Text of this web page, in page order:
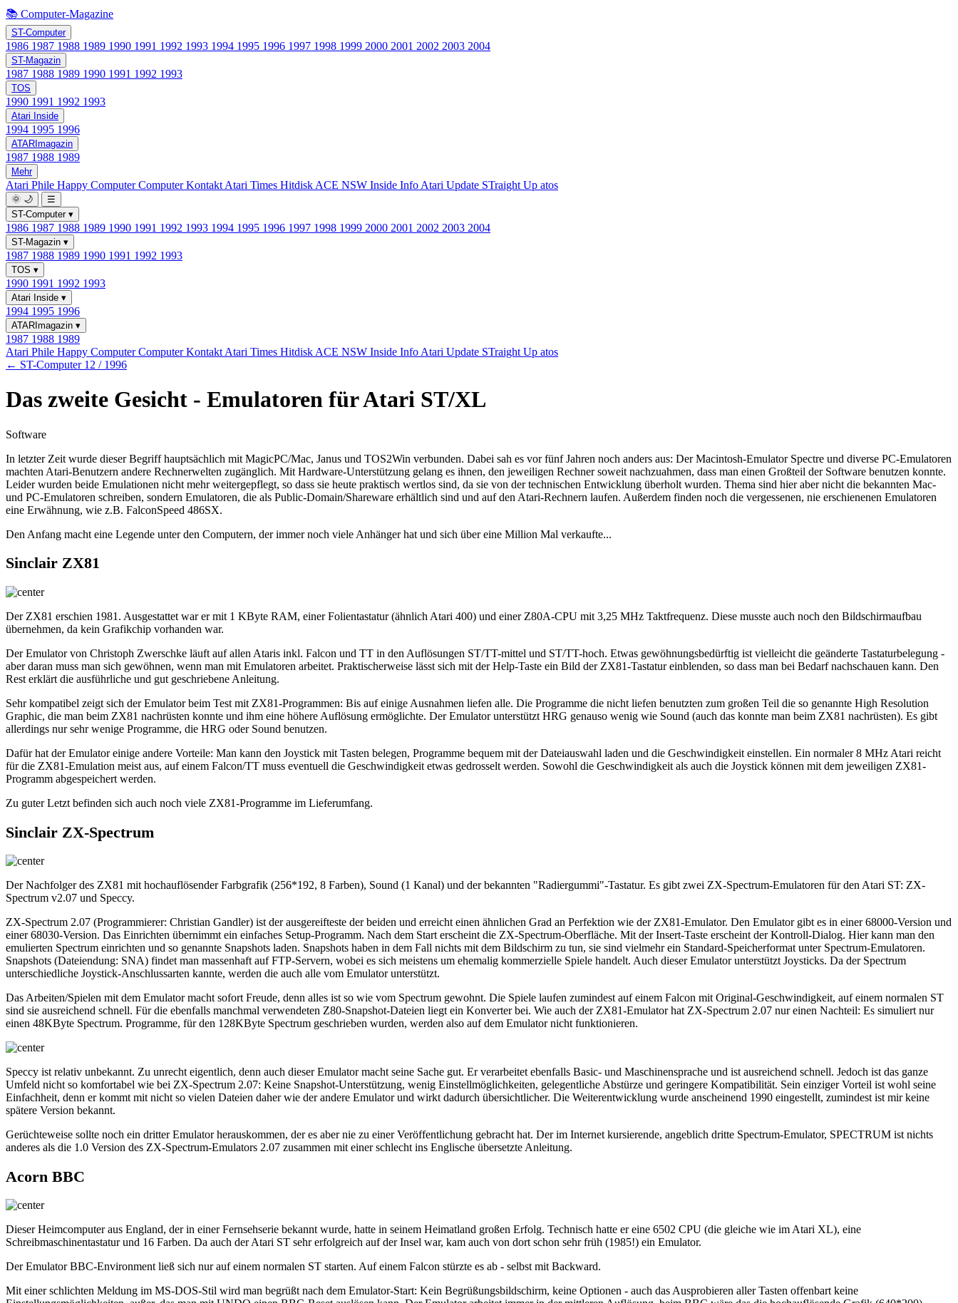
📚 Computer-Magazine
ST-Computer
1986 1987 1988 1989 1990 1991 1992 1993 1994 1995 1996 1997 1998 1999 2000 2001 2002 2003 2004
ST-Magazin
1987 1988 1989 1990 1991 1992 1993
TOS
1990 1991 1992 1993
Atari Inside
1994 1995 1996
ATARImagazin
1987 1988 1989
Mehr
Atari Phile Happy ComputerComputer Kontakt Atari Times Hitdisk ACE NSW Inside Info Atari Update STraight Up atos
🌞 🌙
☰
ST-Computer ▾
1986 1987 1988 1989 1990 1991 1992 1993 1994 1995 1996 1997 1998 1999 2000 2001 2002 2003 2004
ST-Magazin ▾
1987 1988 1989 1990 1991 1992 1993
TOS ▾
1990 1991 1992 1993
Atari Inside ▾
1994 1995 1996
ATARImagazin ▾
1987 1988 1989
Atari Phile Happy ComputerComputer Kontakt Atari Times Hitdisk ACE NSW Inside Info Atari Update STraight Up atos
← ST-Computer 12 / 1996
Das zweite Gesicht - Emulatoren für Atari ST/XL
Software
In letzter Zeit wurde dieser Begriff hauptsächlich mit MagicPC/Mac, Janus und TOS2Win verbunden. Dabei sah es vor fünf Jahren noch anders aus: Der Macintosh-Emulator Spectre und diverse PC-Emulatoren
machten Atari-Benutzern andere Rechnerwelten zugänglich. Mit Hardware-Unterstützung gelang es ihnen, den jeweiligen Rechner soweit nachzuahmen, dass man einen Großteil der Software benutzen konnte.
Leider wurden beide Emulationen nicht mehr weitergepflegt, so dass sie heute praktisch wertlos sind, da sie von der technischen Entwicklung überholt wurden. Thema sind hier aber nicht die bekannten Mac-
und PC-Emulatoren schreiben, sondern Emulatoren, die als Public-Domain/Shareware erhältlich sind und auf den Atari-Rechnern laufen. Außerdem finden noch die vergessenen, nie erschienenen Emulatoren
eine Erwähnung, wie z.B. FalconSpeed 486SX.
Den Anfang macht eine Legende unter den Computern, der immer noch viele Anhänger hat und sich über eine Million Mal verkaufte...
Sinclair ZX81
Der ZX81 erschien 1981. Ausgestattet war er mit 1 KByte RAM, einer Folientastatur (ähnlich Atari 400) und einer Z80A-CPU mit 3,25 MHz Taktfrequenz. Diese musste auch noch den Bildschirmaufbau
übernehmen, da kein Grafikchip vorhanden war.
Der Emulator von Christoph Zwerschke läuft auf allen Ataris inkl. Falcon und TT in den Auflösungen ST/TT-mittel und ST/TT-hoch. Etwas gewöhnungsbedürftig ist vielleicht die geänderte Tastaturbelegung -
aber daran muss man sich gewöhnen, wenn man mit Emulatoren arbeitet. Praktischerweise lässt sich mit der Help-Taste ein Bild der ZX81-Tastatur einblenden, so dass man bei Bedarf nachschauen kann. Den
Rest erklärt die ausführliche und gut geschriebene Anleitung.
Sehr kompatibel zeigt sich der Emulator beim Test mit ZX81-Programmen: Bis auf einige Ausnahmen liefen alle. Die Programme die nicht liefen benutzten zum großen Teil die so genannte High Resolution
Graphic, die man beim ZX81 nachrüsten konnte und ihm eine höhere Auflösung ermöglichte. Der Emulator unterstützt HRG genauso wenig wie Sound (auch das konnte man beim ZX81 nachrüsten). Es gibt
allerdings nur sehr wenige Programme, die HRG oder Sound benutzen.
Dafür hat der Emulator einige andere Vorteile: Man kann den Joystick mit Tasten belegen, Programme bequem mit der Dateiauswahl laden und die Geschwindigkeit einstellen. Ein normaler 8 MHz Atari reicht
für die ZX81-Emulation meist aus, auf einem Falcon/TT muss eventuell die Geschwindigkeit etwas gedrosselt werden. Sowohl die Geschwindigkeit als auch die Joystick können mit dem jeweiligen ZX81-
Programm abgespeichert werden.
Zu guter Letzt befinden sich auch noch viele ZX81-Programme im Lieferumfang.
Sinclair ZX-Spectrum
Der Nachfolger des ZX81 mit hochauflösender Farbgrafik (256*192, 8 Farben), Sound (1 Kanal) und der bekannten "Radiergummi"-Tastatur. Es gibt zwei ZX-Spectrum-Emulatoren für den Atari ST: ZX-
Spectrum v2.07 und Speccy.
ZX-Spectrum 2.07 (Programmierer: Christian Gandler) ist der ausgereifteste der beiden und erreicht einen ähnlichen Grad an Perfektion wie der ZX81-Emulator. Den Emulator gibt es in einer 68000-Version und
einer 68030-Version. Das Einrichten übernimmt ein einfaches Setup-Programm. Nach dem Start erscheint die ZX-Spectrum-Oberfläche. Mit der Insert-Taste erscheint der Kontroll-Dialog. Hier kann man den
emulierten Spectrum einrichten und so genannte Snapshots laden. Snapshots haben in dem Fall nichts mit dem Bildschirm zu tun, sie sind vielmehr ein Standard-Speicherformat unter Spectrum-Emulatoren.
Snapshots (Dateiendung: SNA) findet man massenhaft auf FTP-Servern, wobei es sich meistens um ehemalig kommerzielle Spiele handelt. Auch dieser Emulator unterstützt Joysticks. Da der Spectrum
unterschiedliche Joystick-Anschlussarten kannte, werden die auch alle vom Emulator unterstützt.
Das Arbeiten/Spielen mit dem Emulator macht sofort Freude, denn alles ist so wie vom Spectrum gewohnt. Die Spiele laufen zumindest auf einem Falcon mit Original-Geschwindigkeit, auf einem normalen ST
sind sie ausreichend schnell. Für die ebenfalls manchmal verwendeten Z80-Snapshot-Dateien liegt ein Konverter bei. Wie auch der ZX81-Emulator hat ZX-Spectrum 2.07 nur einen Nachteil: Es simuliert nur
einen 48KByte Spectrum. Programme, für den 128KByte Spectrum geschrieben wurden, werden also auf dem Emulator nicht funktionieren.
Speccy ist relativ unbekannt. Zu unrecht eigentlich, denn auch dieser Emulator macht seine Sache gut. Er verarbeitet ebenfalls Basic- und Maschinensprache und ist ausreichend schnell. Jedoch ist das ganze
Umfeld nicht so komfortabel wie bei ZX-Spectrum 2.07: Keine Snapshot-Unterstützung, wenig Einstellmöglichkeiten, gelegentliche Abstürze und geringere Kompatibilität. Sein einziger Vorteil ist wohl seine
Einfachheit, denn er kommt mit nicht so vielen Dateien daher wie der andere Emulator und wirkt dadurch übersichtlicher. Die Weiterentwicklung wurde anscheinend 1990 eingestellt, zumindest ist mir keine
spätere Version bekannt.
Gerüchteweise sollte noch ein dritter Emulator herauskommen, der es aber nie zu einer Veröffentlichung gebracht hat. Der im Internet kursierende, angeblich dritte Spectrum-Emulator, SPECTRUM ist nichts
anderes als die 1.0 Version des ZX-Spectrum-Emulators 2.07 zusammen mit einer schlecht ins Englische übersetzte Anleitung.
Acorn BBC
Dieser Heimcomputer aus England, der in einer Fernsehserie bekannt wurde, hatte in seinem Heimatland großen Erfolg. Technisch hatte er eine 6502 CPU (die gleiche wie im Atari XL), eine
Schreibmaschinentastatur und 16 Farben. Da auch der Atari ST sehr erfolgreich auf der Insel war, kam auch von dort schon sehr früh (1985!) ein Emulator.
Der Emulator BBC-Environment ließ sich nur auf einem normalen ST starten. Auf einem Falcon stürzte es ab - selbst mit Backward.
Mit einer schlichten Meldung im MS-DOS-Stil wird man begrüßt nach dem Emulator-Start: Kein Begrüßungsbildschirm, keine Optionen - auch das Ausprobieren aller Tasten offenbart keine